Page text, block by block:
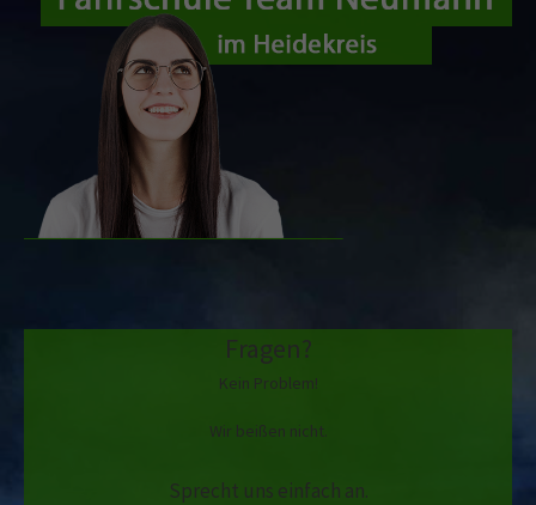
Fragen?
Kein Problem!
Wir beißen nicht.
Sprecht uns einfach an.